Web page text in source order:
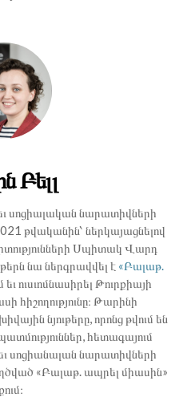
Բելլ
սոցիալական նարատիվների
թվականին՝ ներկայացնելով
Սպիտակ Վարդ
նա ներգրավվել է «Բալաթ.
ուսւոմնասիրել Թուրքիայի
հիշողությունը։ Թարինի
նյութերը, որոնց թվում են
հետագայում
սոցիանալան նարատիվների
«Բալաթ. ապրել միասին»